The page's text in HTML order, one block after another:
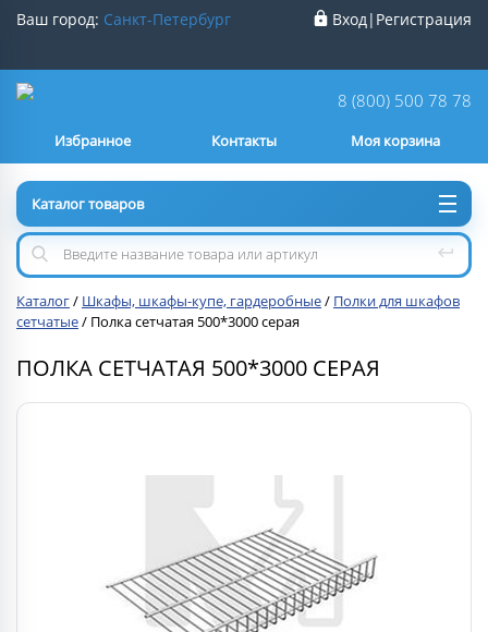
Ваш город: Санкт-Петербург
Нет
Вход| Регистрация
8 (800) 500 78 78
Контакты
Избранное Моя корзина
Каталог товаров
Каталог/ Шкафы, шкафы-купе, гардеробные/ Полки для шкафов
сетчатые/ Полка сетчатая 500*3000 серая
ПОЛКА СЕТЧАТАЯ 500*3000 СЕРАЯ